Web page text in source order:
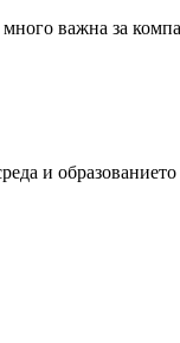
важна за
и